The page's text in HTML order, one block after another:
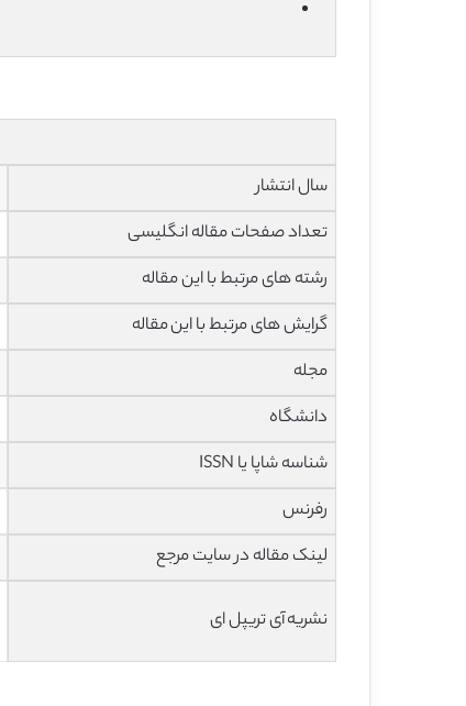
سال انتشار
تعداد صفحات مقاله انگلیسی
رشته های مرتبط با این مقاله
گرایش های مرتبط با این مقاله
مجله
دانشگاه
شناسه شاپا یا ISSN
رفرنس
لینک مقاله در سایت مرجع
نشریه آی تریپل ای